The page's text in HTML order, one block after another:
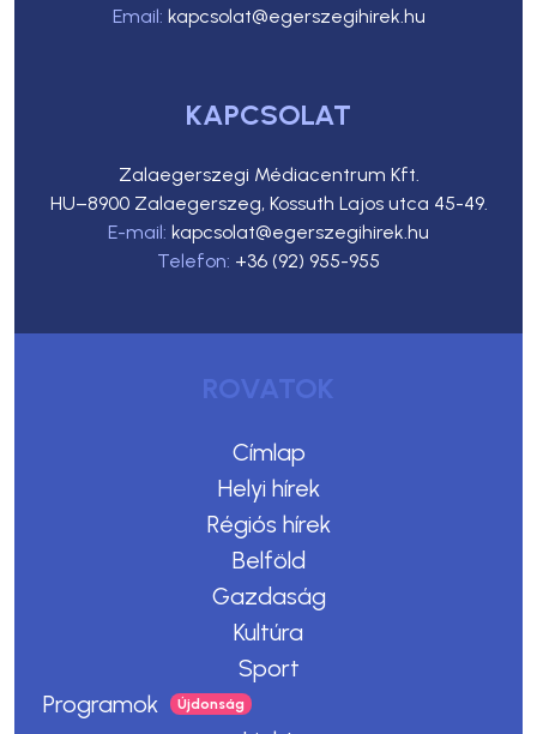
Email: kapcsolat@egerszegihirek.hu
KAPCSOLAT
Zalaegerszegi Médiacentrum Kft.
HU–8900 Zalaegerszeg, Kossuth Lajos utca 45-49.
E-mail: kapcsolat@egerszegihirek.hu
Telefon: +36 (92) 955-955
ROVATOK
Címlap
Helyi hírek
Régiós hírek
Belföld
Gazdaság
Kultúra
Sport
Programok